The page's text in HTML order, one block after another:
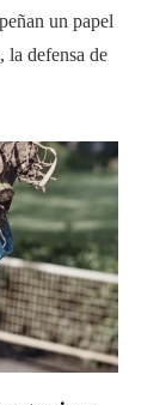
un papel
la defensa de